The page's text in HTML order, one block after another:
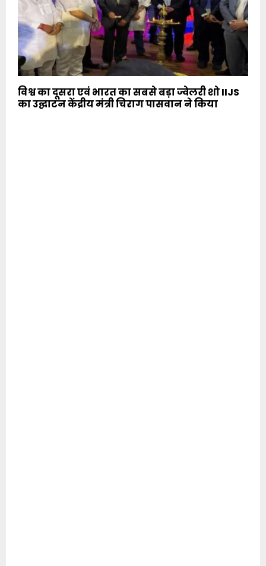
विश्व का दूसरा एवं भारत का सबसे बड़ा ज्वेलरी शो IIJS
का उद्घाटन केंद्रीय मंत्री चिराग पासवान ने किया